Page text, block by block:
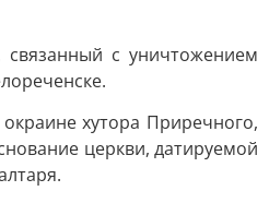
связанный с уничтожением
хутора Приречного,
церкви, датируемой